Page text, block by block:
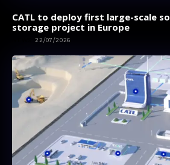
CATL to deploy first large-scale
storage project in Europe
22/07/2026